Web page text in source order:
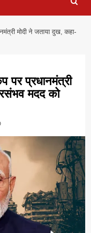
मोदी ने जताया दुख, कहा-
पर प्रधानमंत्री
मदद को